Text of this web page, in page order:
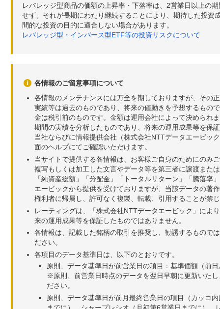
レバレッジ型商品の価額の上昇率・下落率は、2営業日以上の
せず、それが長期にわたり継続することにより、期待した投
間的な投資の目的に適合しない場合があります。
レバレッジ型・インバース型ETF等の投資リスクについて
各情報のご留意事項について
各情報のメンテナンスには万全を期しておりますが、その
実績等は過去のものであり、将来の値動きを予想するもの
金は税引前のものです。金額は運用会社によって決められ
期間の実績を分析したものであり、将来の運用成果等を保
当社ならびに情報提供会社（株式会社NTTデータエービッ
面のヘルプにてご確認いただけます。
当サイトで提供する各情報は、お客様ご自身のためにのみ
複写もしくは加工した文言やデータ等を第三者に譲渡また
「純資産総額」「分配金」「トータルリターン」「騰落
エービックから提供を受けておりますが、当該データの著
権利者に帰属し、許可なく複製、転載、引用することが禁
レーティングは、「株式会社NTTデータエービック」によ
来の運用成果等を保証したものではありません。
各情報は、記載した銘柄の取引を推奨し、勧誘するもので
ださい。
各項目のデータ基準日は、以下のとおりです。
原則、データ基準日が前営業日の項目：基準価額（前
※原則、前営業日時点のデータを翌日早朝に更新いた
ださい。
原則、データ基準日が前月最終営業日の項目（カッコ